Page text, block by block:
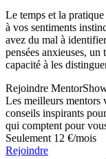
Le temps et la
à vos sentiments
avez du mal à
pensées anxieuses,
capacité à les
Rejoindre
Les meilleurs mentors
conseils inspirants
qui comptent pour
Seulement 12 €/mois
Rejoindre